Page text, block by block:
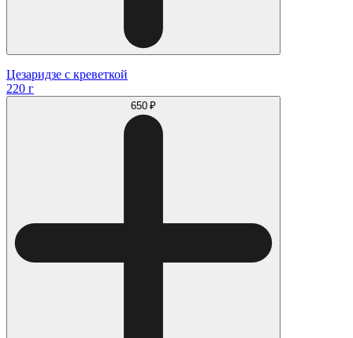
Цезаридзе с креветкой
220 г
650 ₽